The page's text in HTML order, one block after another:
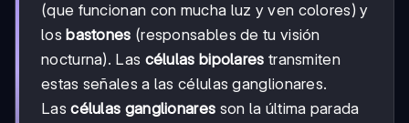
(que funcionan con mucha luz y ven colores) y
los bastones (responsables de tu visión
nocturna). Las células bipolares transmiten
estas señales a las células ganglionares.
Lascélulas ganglionares son la última parada